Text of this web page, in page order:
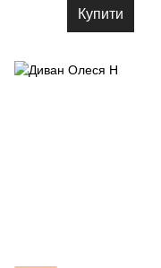
Купити